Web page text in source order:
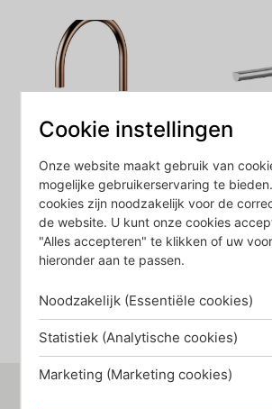
Nivito Rhythm
keukenkraan – Rond
Gebogen
409,00 - €509,00
Bekijk product
Nivito
€
Cookie instellingen
Onze website maakt gebruik van
mogelijke gebruikerservaring te
cookies zijn noodzakelijk voor de
de website. U kunt onze cookies
"Alles accepteren" te klikken of uw
hieronder aan te passen.
Noodzakelijk (Essentiële cookies)
Statistiek (Analytische cookies)
Marketing (Marketing cookies)